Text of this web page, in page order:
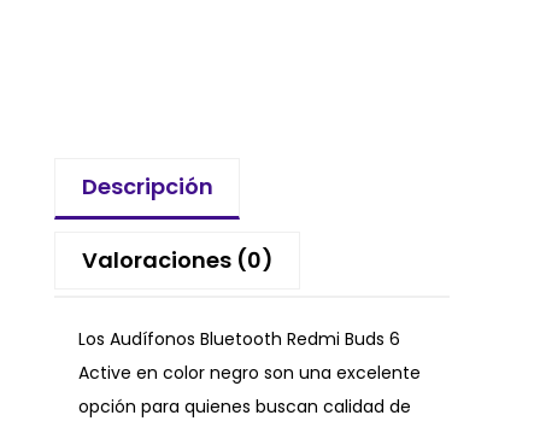
Descripción
Valoraciones (0)
Los Audífonos Bluetooth Redmi Buds 6
Active en color negro son una excelente
opción para quienes buscan calidad de